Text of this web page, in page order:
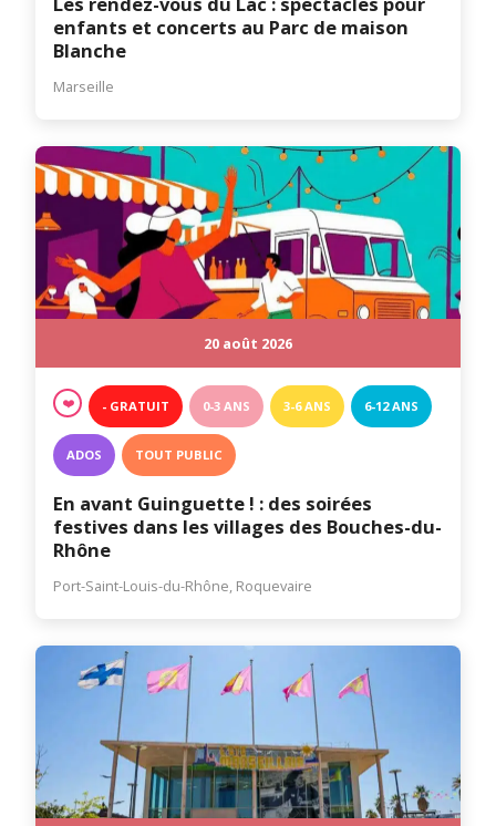
enfants et concerts au Parc de maison
Blanche
Marseille
20 août 2026
❤️ - GRATUIT 0-3 ANS 3-6 ANS 6-12 ANS
ADOS TOUT PUBLIC
En avant Guinguette ! : des soirées
festives dans les villages des Bouches-du-
Rhône
Port-Saint-Louis-du-Rhône, Roquevaire